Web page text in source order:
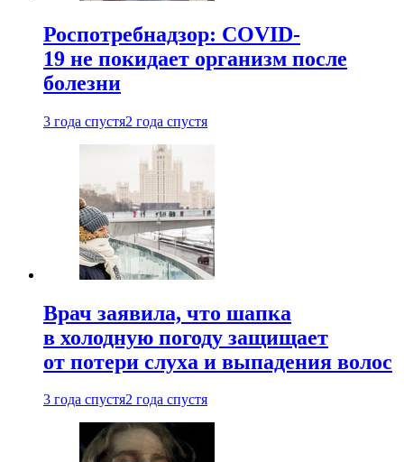
Роспотребнадзор: COVID-
19 не покидает организм после
болезни
3 года спустя2 года спустя
Врач заявила, что шапка
в холодную погоду защищает
от потери слуха и выпадения волос
3 года спустя2 года спустя